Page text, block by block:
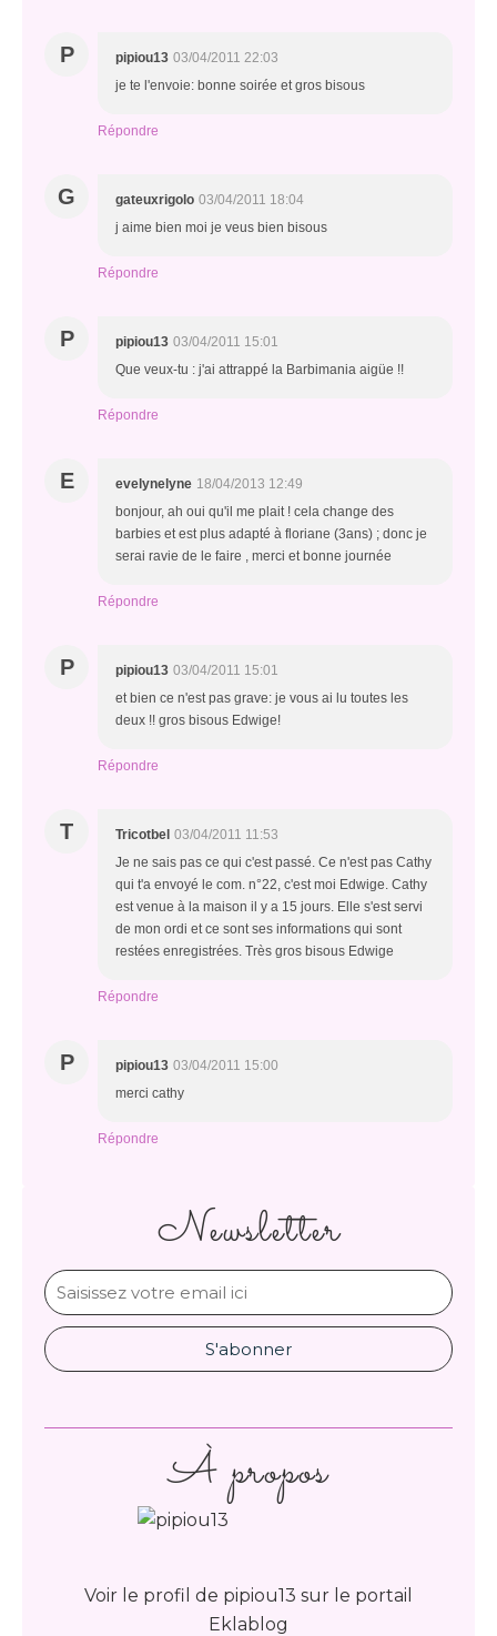
P pipiou13 03/04/2011 22:03
je te l'envoie: bonne soirée et gros bisous
Répondre
G gateuxrigolo 03/04/2011 18:04
j aime bien moi je veus bien bisous
Répondre
P pipiou13 03/04/2011 15:01
Que veux-tu : j'ai attrappé la Barbimania aigüe !!
Répondre
E evelynelyne 18/04/2013 12:49
bonjour, ah oui qu'il me plait ! cela change des
barbies et est plus adapté à floriane (3ans) ; donc je
serai ravie de le faire , merci et bonne journée
Répondre
P pipiou13 03/04/2011 15:01
et bien ce n'est pas grave: je vous ai lu toutes les
deux !! gros bisous Edwige!
Répondre
T Tricotbel 03/04/2011 11:53
Je ne sais pas ce qui c'est passé. Ce n'est pas Cathy
qui t'a envoyé le com. n°22, c'est moi Edwige. Cathy
est venue à la maison il y a 15 jours. Elle s'est servi
de mon ordi et ce sont ses informations qui sont
restées enregistrées. Très gros bisous Edwige
Répondre
P pipiou13 03/04/2011 15:00
merci cathy
Répondre
Newsletter
À propos
Voir le profil de pipiou13 sur le portail
Eklablog